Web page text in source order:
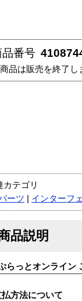
品番号
品は販売を終了し
カテゴリ
ーツ
インターフ
品説明
らっとオンライン
払方法について